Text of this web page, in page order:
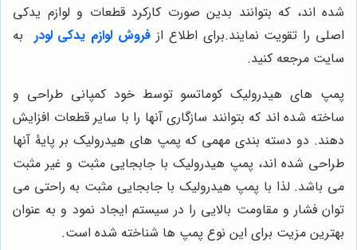
شده اند، که بتوانند بدین صورت کارکرد قطعات و لوازم یدکی
اصلی را تقویت نمایند.برای اطلاع از فروش لوازم یدکی لودر
به
سایت مرجعه کنید.
پمپ های هیدرولیک کوماتسو توسط خود کمپانی طراحی و
ساخته شده اند که بتوانند سازگاری آنها را با سایر قطعات افزایش
دهند. دو دسته بندی مهمی که پمپ های هیدرولیک بر پایۀ آنها
طراحی شده اند، پمپ هیدرولیک با جابجایی مثبت و غیر مثبت
می باشد. لذا با پمپ هیدرولیک با جابجایی مثبت به راحتی می
توان فشار و مقاومت بالایی را در سیستم ایجاد نمود و به عنوان
بهترین مزیت برای این نوع پمپ ها شناخته شده است.